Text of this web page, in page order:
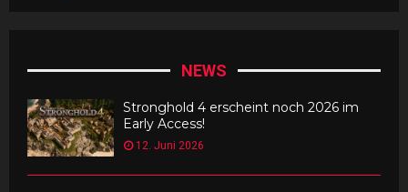
NEWS
Stronghold 4 erscheint noch 2026 im
Early Access!
12. Juni 2026